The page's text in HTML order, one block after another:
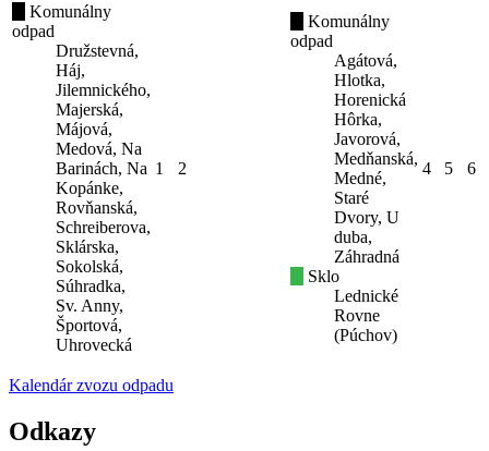
Komunálny
odpad
Družstevná,
Háj,
Jilemnického,
Majerská,
Májová,
Medová, Na
Barinách, Na
Kopánke,
Rovňanská,
Schreiberova,
Sklárska,
Sokolská,
Súhradka,
Sv. Anny,
Športová,
Uhrovecká
1 2
Komunálny
odpad
Agátová,
Hlotka,
Horenická
Hôrka,
Javorová,
Medňanská,
Medné,
Staré
Dvory, U
duba,
Záhradná
Sklo
Lednické
Rovne
(Púchov)
4 5 6
Kalendár zvozu odpadu
Odkazy